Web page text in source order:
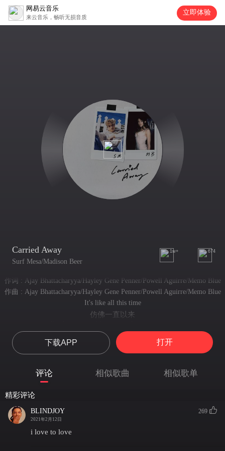
网易云音乐
来云音乐，畅听无损音质
立即体验
Carried Away
Surf Mesa/Madison Beer
1w+ 674
作词 : Ajay Bhattacharyya/Hayley Gene Penner/Powell Aguirre/Memo Blue
作曲 : Ajay Bhattacharyya/Hayley Gene Penner/Powell Aguirre/Memo Blue
It's like all this time
仿佛一直以来
我都在望眼欲穿地等待着你的到来
Scannin' the room for a peace of mine
在房间里寻找自己心中的宁静一隅
你在光芒中伫立甚是美好
Already know what we're gonna be
但我已然知晓我们之间将会如何
You look so good in this light
下载APP 打开
评论 相似歌曲 相似歌单
精彩评论
BLINDJOY
2021年2月12日
269
i love to love